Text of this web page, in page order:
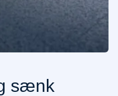
sænk